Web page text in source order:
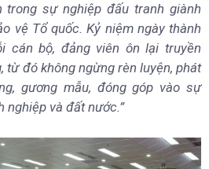
sự nghiệp đấu tranh giành
vệ Tổ quốc. Kỷ niệm ngày thành
cán bộ, đảng viên ôn lại truyền
từ đó không ngừng rèn luyện, phát
gương mẫu, đóng góp vào sự
nghiệp và đất nước.”